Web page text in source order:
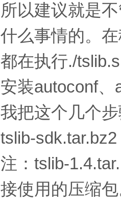
所以建议就是
什么事情的。
都在执行./
安装autoconf
我把这个几个
tslib-
注：tslib-
接使用的压缩